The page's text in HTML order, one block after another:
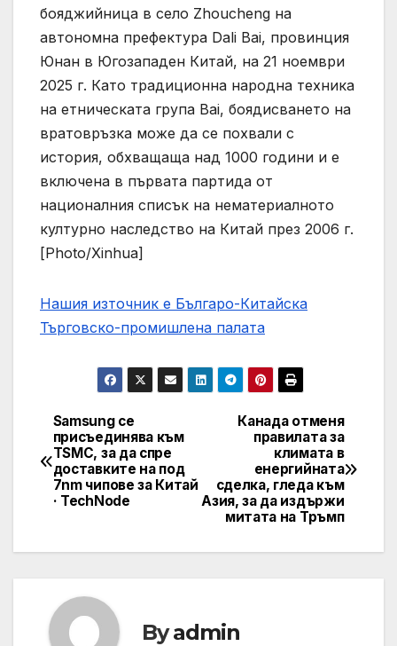
бояджийница в село Zhoucheng на
автономна префектура Dali Bai, провинция
Юнан в Югозападен Китай, на 21 ноември
2025 г. Като традиционна народна техника
на етническата група Bai, боядисването на
вратовръзка може да се похвали с
история, обхващаща над 1000 години и е
включена в първата партида от
националния списък на нематериалното
културно наследство на Китай през 2006 г.
[Photo/Xinhua]
Нашия източник е Българо-Китайска
Търговско-промишлена палaта
Post
navigation
Канада отменя
правилата за
климата в
енергийната
сделка, гледа към
Азия, за да издържи
митата на Тръмп
Samsung се
присъединява към
TSMC, за да спре
доставките на под
7nm чипове за Китай
· TechNode
Byadmin